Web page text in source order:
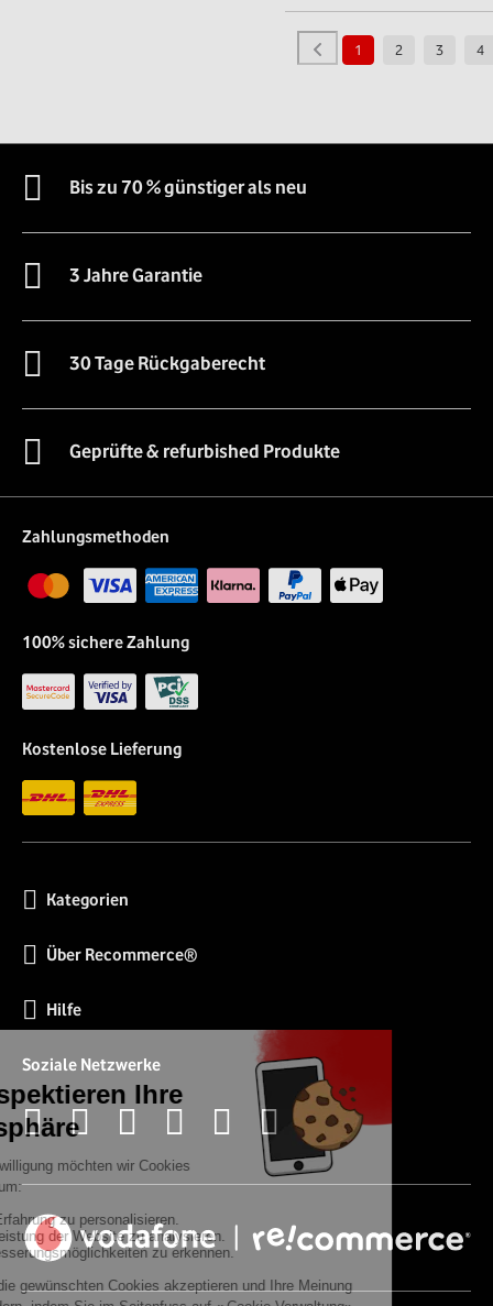
1 2 3 4
Bis zu 70 % günstiger als neu
3 Jahre Garantie
30 Tage Rückgaberecht
Geprüfte & refurbished Produkte
Zahlungsmethoden
100% sichere Zahlung
Kostenlose Lieferung
Kategorien
Über Recommerce®
Hilfe
Soziale Netzwerke